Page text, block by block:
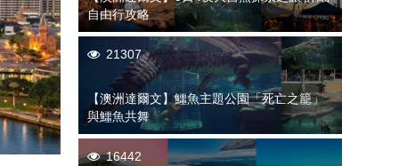
泰國 曼谷 芭堤雅 華欣 清邁 清萊 大城府
素可泰 羅勇 其他 普吉
新加坡
馬來西亞 新山 吉隆坡 馬六甲 狄臣港 檳城
越南 峴港 胡志明市 芽莊
自由行攻略
【澳洲達爾文】鱷魚主題公園「死亡之籠」
與鱷魚共舞
21307
16442